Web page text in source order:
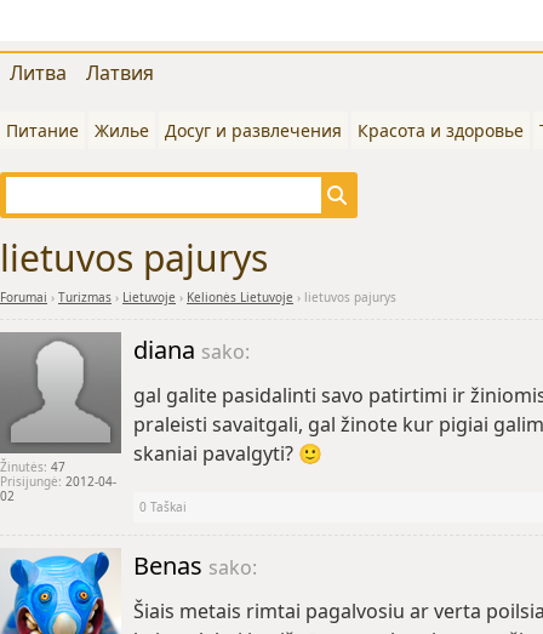
Литва Латвия
Питание Жилье Досуг и развлечения Красота и здоровье
lietuvos pajurys
Forumai › Turizmas › Lietuvoje › Kelionės Lietuvoje › lietuvos pajurys
Žinutės: 47
Prisijungė: 2012-04-
02
diana sako:
gal galite pasidalinti savo patirtimi ir
praleisti savaitgali, gal žinote kur pigiai
skaniai pavalgyti? 🙂
0 Taškai
Benas sako:
Šiais metais rimtai pagalvosiu ar verta